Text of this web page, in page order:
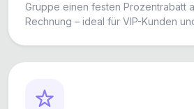
Gruppe einen festen Prozentrabatt
Rechnung – ideal für VIP-Kunden